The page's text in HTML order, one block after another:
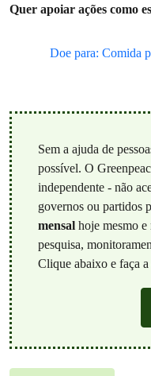
Quer apoiar ações como
Doe para: Comida
Sem a ajuda de
possível. O
independente - não
governos ou partidos
mensalhoje mesmo e
pesquisa,
Clique abaixo e faça